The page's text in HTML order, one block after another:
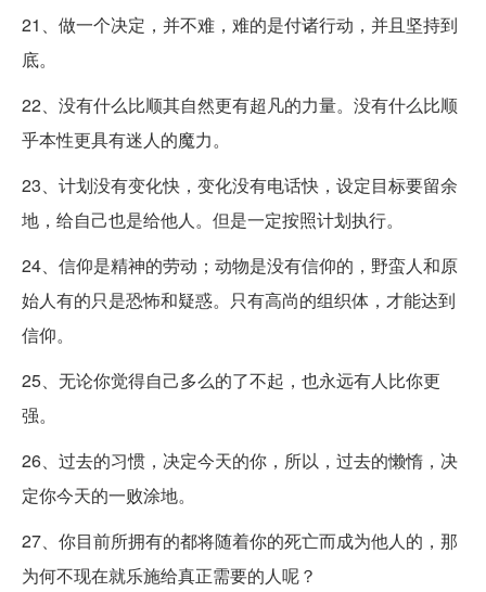
21、做一个决定，并不难，难的是付诸行动，并且坚持到
底。
22、没有什么比顺其自然更有超凡的力量。没有什么比顺
乎本性更具有迷人的魔力。
23、计划没有变化快，变化没有电话快，设定目标要留余
地，给自己也是给他人。但是一定按照计划执行。
24、信仰是精神的劳动；动物是没有信仰的，野蛮人和原
始人有的只是恐怖和疑惑。只有高尚的组织体，才能达到
信仰。
25、无论你觉得自己多么的了不起，也永远有人比你更
强。
26、过去的习惯，决定今天的你，所以，过去的懒惰，决
定你今天的一败涂地。
27、你目前所拥有的都将随着你的死亡而成为他人的，那
为何不现在就乐施给真正需要的人呢？